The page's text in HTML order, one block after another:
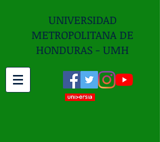
UNIVERSIDAD
METROPOLITANA DE
HONDURAS - UMH